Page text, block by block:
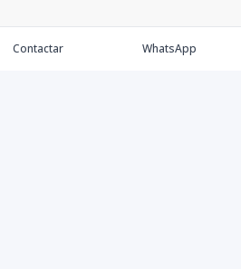
Contactar WhatsApp